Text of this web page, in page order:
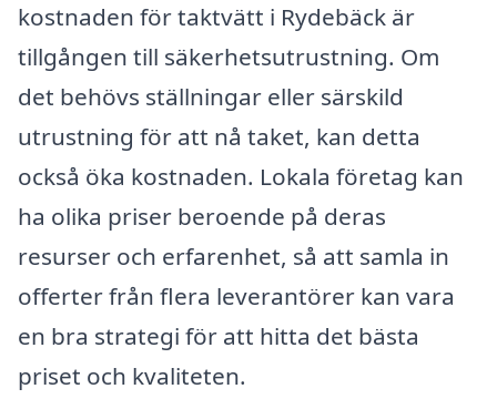
kostnaden för taktvätt i Rydebäck är
tillgången till säkerhetsutrustning. Om
det behövs ställningar eller särskild
utrustning för att nå taket, kan detta
också öka kostnaden. Lokala företag kan
ha olika priser beroende på deras
resurser och erfarenhet, så att samla in
offerter från flera leverantörer kan vara
en bra strategi för att hitta det bästa
priset och kvaliteten.